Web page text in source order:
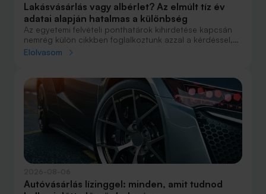
Lakásvásárlás vagy albérlet? Az elmúlt tíz év
adatai alapján hatalmas a különbség
Az egyetemi felvételi ponthatárok kihirdetése kapcsán
nemrég külön cikkben foglalkoztunk azzal a kérdéssel,
hogy lakást venni vagy vásárolni éri meg jobban. Előző
csak teheti, annak mindenképpen megéri a
lakásvásárlás. De mi a helyzet akkor, ha inkább a
múltbéli adatokra koncentrálunk? Hogyan áll ma valaki,
aki 2016-ban lakást vásárolt, illetve valaki, aki a bérlés
mellett döntött, illetve jobb híján arra kényszerült?
Elolvasom
Autóvásárlás lízinggel: minden, amit tudnod